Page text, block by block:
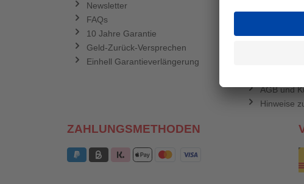
Newsletter
FAQs
10 Jahre Garantie
Geld-Zurück-Versprechen
Einhell Garantieverlängerung
Cookie
AGB und
Hinweise
ZAHLUNGSMETHODEN